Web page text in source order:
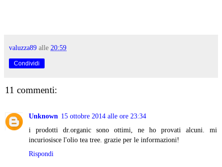
valuzza89 alle 20:59
Condividi
11 commenti:
Unknown 15 ottobre 2014 alle ore 23:34
i prodotti dr.organic sono ottimi, ne ho provati alcuni. mi
incuriosisce l'olio tea tree. grazie per le informazioni!
Rispondi